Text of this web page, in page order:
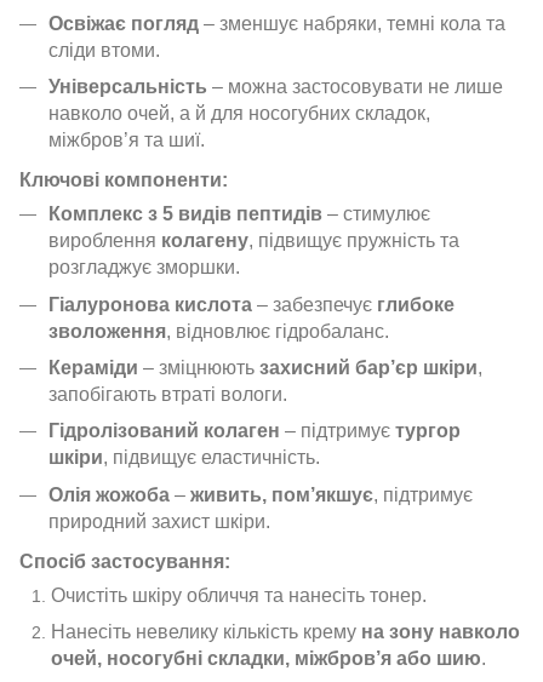
Освіжає погляд – зменшує набряки, темні кола та
сліди втоми.
Універсальність – можна застосовувати не лише
навколо очей, а й для носогубних складок,
міжбров’я та шиї.
Ключові компоненти:
Комплекс з 5 видів пептидів – стимулює
вироблення колагену, підвищує пружність та
розгладжує зморшки.
Гіалуронова кислота – забезпечує глибоке
зволоження, відновлює гідробаланс.
Кераміди – зміцнюють захисний бар’єр шкіри,
запобігають втраті вологи.
Гідролізований колаген – підтримує тургор
шкіри, підвищує еластичність.
Олія жожоба – живить, пом’якшує, підтримує
природний захист шкіри.
Спосіб застосування:
Очистіть шкіру обличчя та нанесіть тонер.
Нанесіть невелику кількість крему на зону навколо
очей, носогубні складки, міжбров’я або шию.